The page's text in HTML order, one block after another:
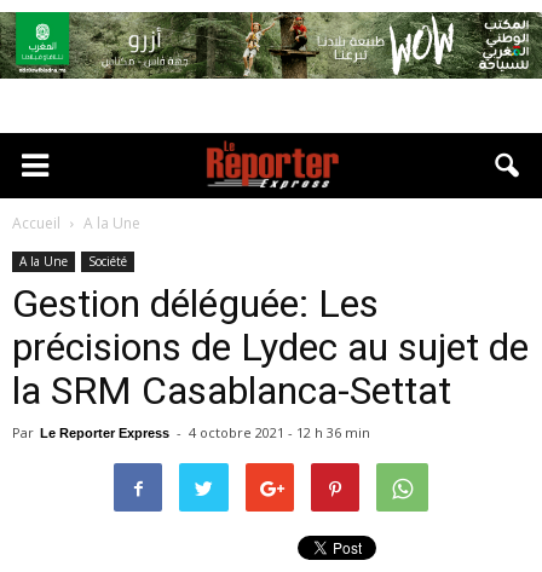
Accueil A la Une
A la Une Société
Gestion déléguée: Les
précisions de Lydec au sujet de
la SRM Casablanca-Settat
Par Le Reporter Express - 4 octobre 2021 - 12 h 36 min